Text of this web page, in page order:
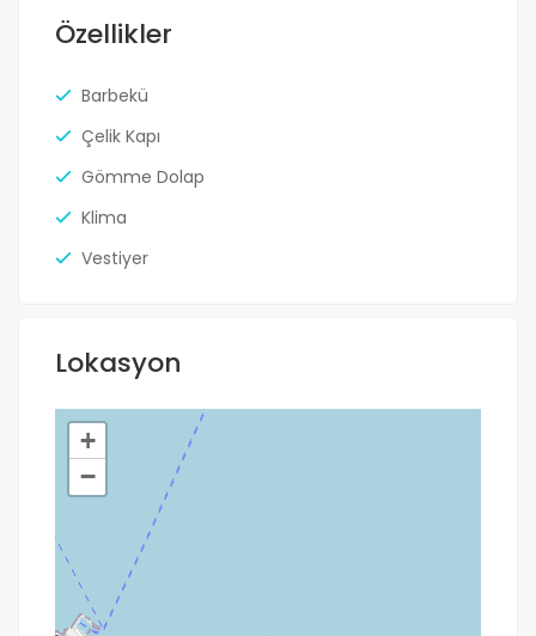
Özellikler
Barbekü
Çelik Kapı
Gömme Dolap
Klima
Vestiyer
Lokasyon
+
−